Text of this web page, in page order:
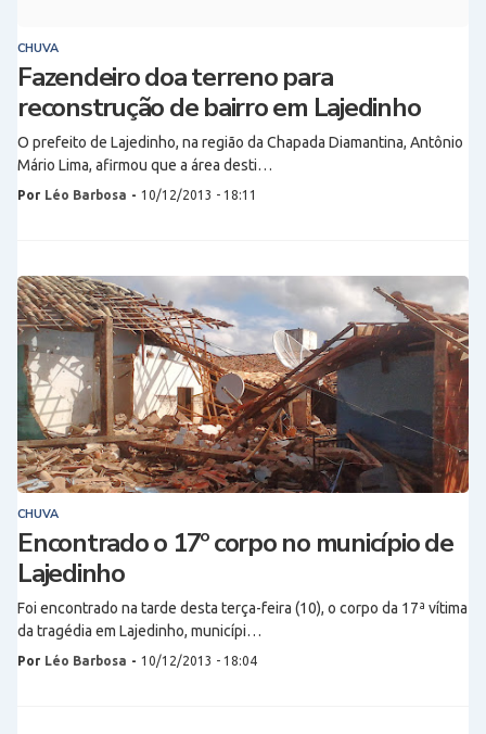
CHUVA
Fazendeiro doa terreno para
reconstrução de bairro em Lajedinho
O prefeito de Lajedinho, na região da Chapada Diamantina, Antônio
Mário Lima, afirmou que a área desti…
Por Léo Barbosa - 10/12/2013 - 18:11
CHUVA
Encontrado o 17º corpo no município de
Lajedinho
Foi encontrado na tarde desta terça-feira (10), o corpo da 17ª vítima
da tragédia em Lajedinho, municípi…
Por Léo Barbosa - 10/12/2013 - 18:04